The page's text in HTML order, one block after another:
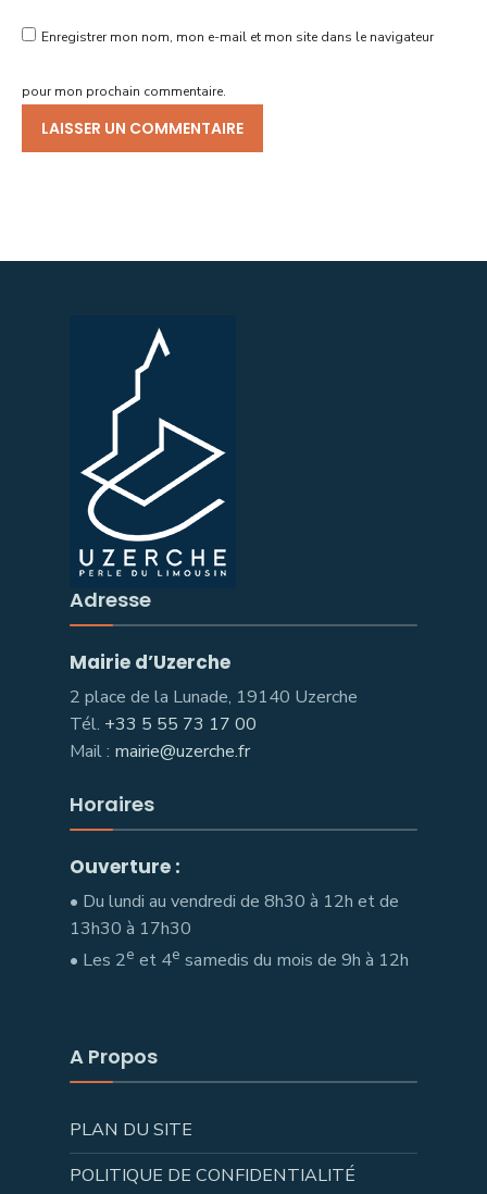
Enregistrer mon nom, mon e-mail et mon site dans le navigateur
pour mon prochain commentaire.
Adresse
Mairie d’Uzerche
2 place de la Lunade, 19140 Uzerche
Tél. +33 5 55 73 17 00
Mail : mairie@uzerche.fr
Horaires
Ouverture :
• Du lundi au vendredi de 8h30 à 12h et de
13h30 à 17h30
• Les 2e et 4e samedis du mois de 9h à 12h
A Propos
PLAN DU SITE
POLITIQUE DE CONFIDENTIALITÉ